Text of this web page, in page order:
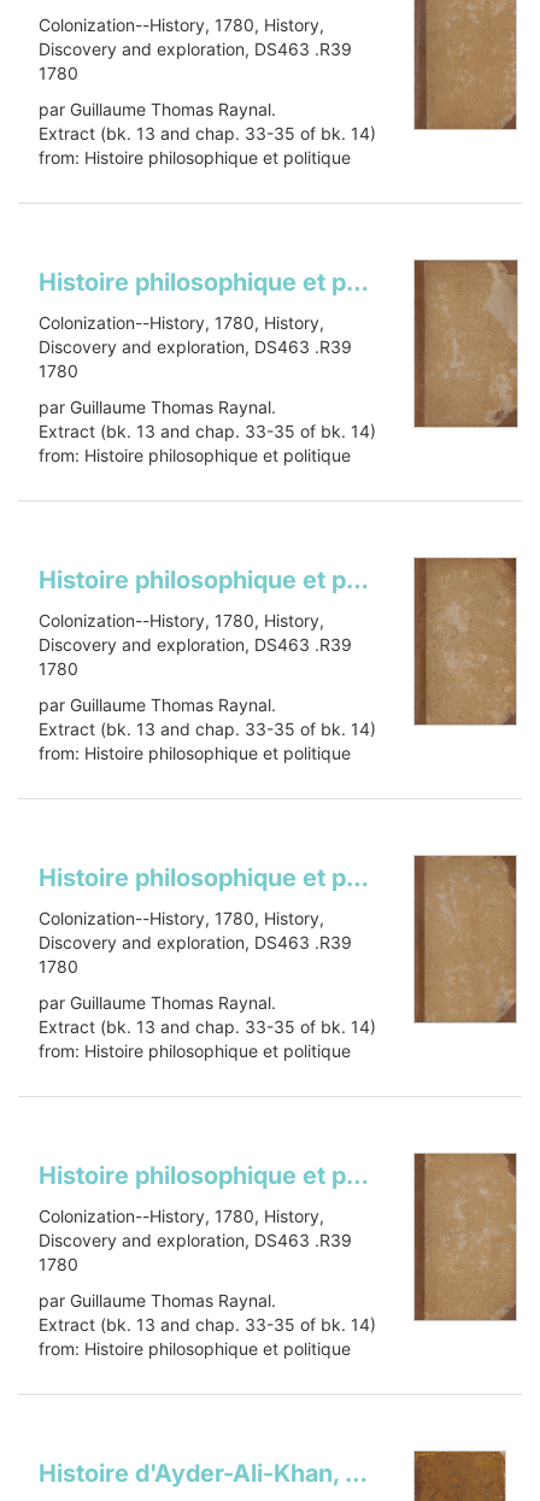
Colonization--History, 1780, History,
Discovery and exploration, DS463 .R39
1780
par Guillaume Thomas Raynal.
Extract (bk. 13 and chap. 33-35 of bk. 14)
from: Histoire philosophique et politique
Show more
Histoire philosophique et politique des isles françoises dans les Indes occidentalesHistoire philosophique et politique des établissemens et du commerce des Européens dans les deux Indes. Selections
Colonization--History, 1780, History,
Discovery and exploration, DS463 .R39
1780
par Guillaume Thomas Raynal.
Extract (bk. 13 and chap. 33-35 of bk. 14)
from: Histoire philosophique et politique
Show more
Histoire philosophique et politique des isles françoises dans les Indes occidentalesHistoire philosophique et politique des établissemens et du commerce des Européens dans les deux Indes. Selections
Colonization--History, 1780, History,
Discovery and exploration, DS463 .R39
1780
par Guillaume Thomas Raynal.
Extract (bk. 13 and chap. 33-35 of bk. 14)
from: Histoire philosophique et politique
Show more
Histoire philosophique et politique des isles françoises dans les Indes occidentalesHistoire philosophique et politique des établissemens et du commerce des Européens dans les deux Indes. Selections
Colonization--History, 1780, History,
Discovery and exploration, DS463 .R39
1780
par Guillaume Thomas Raynal.
Extract (bk. 13 and chap. 33-35 of bk. 14)
from: Histoire philosophique et politique
Show more
Histoire philosophique et politique des isles françoises dans les Indes occidentalesHistoire philosophique et politique des établissemens et du commerce des Européens dans les deux Indes. Selections
Colonization--History, 1780, History,
Discovery and exploration, DS463 .R39
1780
par Guillaume Thomas Raynal.
Extract (bk. 13 and chap. 33-35 of bk. 14)
from: Histoire philosophique et politique
Show more
Histoire d'Ayder-Ali-Khan, Nabab-Bahader: roi des Canarins, &c., Souba d Scirra; Dayva du Mayssour, Souverain des Empires du Cherequi & du Calicut, &c., Nabob du Benguelour, &c., seigneur des montagnes & vallées, roi des isles de la mer, &c. &c. &c.; ou, Nouveaux mémoires sur l'Inde, enrichis de notes historiquesHistoire d'Ayder-Ali-Khan, ou Nouveaux mémoires sur l'Inde, enrichis de notes historiqueHistoire d'Ayder Ali KhanNouveaux mémoires sur l'Inde